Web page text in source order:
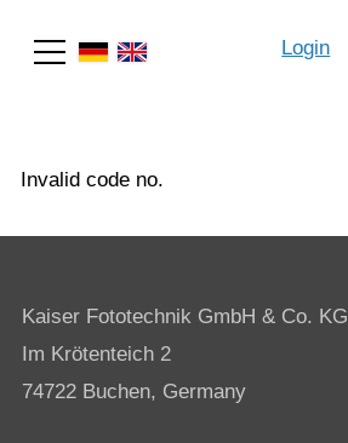
Login
Invalid code no.
Kaiser Fototechnik GmbH & Co. KG
Im Krötenteich 2
74722 Buchen, Germany